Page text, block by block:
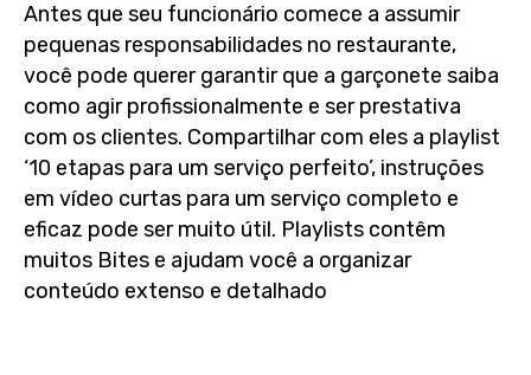
Antes que seu funcionário comece a assumir
pequenas responsabilidades no restaurante,
você pode querer garantir que a garçonete saiba
como agir profissionalmente e ser prestativa
com os clientes. Compartilhar com eles a playlist
‘10 etapas para um serviço perfeito’, instruções
em vídeo curtas para um serviço completo e
eficaz pode ser muito útil. Playlists contêm
muitos Bites e ajudam você a organizar
conteúdo extenso e detalhado